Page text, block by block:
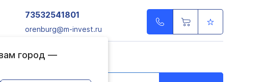
город —
73532541801
orenburg@m-invest.ru